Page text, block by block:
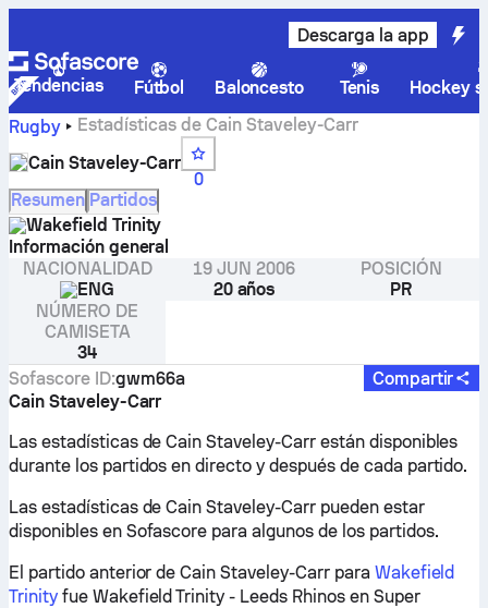
Descarga la app
Tendencias Fútbol Baloncesto Tenis
Hockey
Rugby
Estadísticas de Cain Staveley-Carr
Cain Staveley-Carr
0
Resumen Partidos
Wakefield Trinity
Información general
NACIONALIDAD
ENG
19 JUN 2006
20 años
POSICIÓN
PR
NÚMERO DE
CAMISETA
34
Sofascore ID:gwm66a
Compartir
Cain Staveley-Carr
Las estadísticas de Cain Staveley-Carr están disponibles
durante los partidos en directo y después de cada partido.
Las estadísticas de Cain Staveley-Carr pueden estar
disponibles en Sofascore para algunos de los partidos.
El partido anterior de Cain Staveley-Carr para Wakefield
Trinityfue Wakefield Trinity - Leeds Rhinos en Super